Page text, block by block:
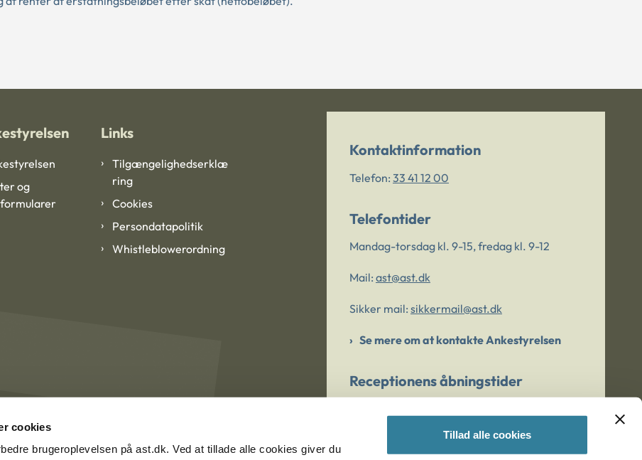
cookies
brugeroplevelsen på ast.dk. Ved at tillade alle cookies giver du
Tillad alle cookies
og
Links
Tilgængelighedserklæ
ring
Cookies
Persondatapolitik
Whistleblowerordning
Kontaktinformation
Telefon: 33 41 12 00
Telefontider
Mandag-torsdag kl. 9-15, fredag kl. 9-12
Mail: ast@ast.dk
Sikker mail: sikkermail@ast.dk
Se mere om at kontakte Ankestyrelsen
Receptionens åbningstider